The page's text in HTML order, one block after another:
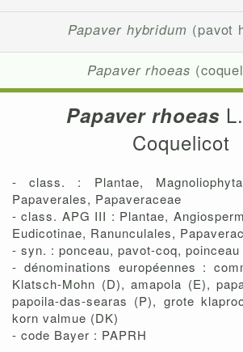
Papaver hybridum (pavot
Papaver rhoeas
Papaver rhoeas
Coquelicot
- class. : Plantae,
Papaverales, Papaveraceae
- class. APG III : Plantae,
Eudicotinae, Ranunculales,
- syn. : ponceau, pavot-coq, poinceau
- dénominations européennes :
Klatsch-Mohn (D), amapola (E),
papoila-das-searas (P), grote
korn valmue (DK)
- code Bayer : PAPRH